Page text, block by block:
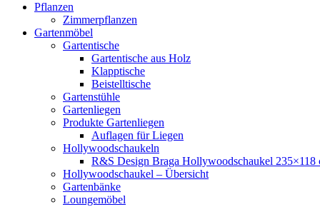
Pflanzen
Zimmerpflanzen
Gartenmöbel
Gartentische
Gartentische aus Holz
Klapptische
Beistelltische
Gartenstühle
Gartenliegen
Produkte Gartenliegen
Auflagen für Liegen
Hollywoodschaukeln
R&S Design Braga Hollywoodschaukel 235×118
Hollywoodschaukel – Übersicht
Gartenbänke
Loungemöbel